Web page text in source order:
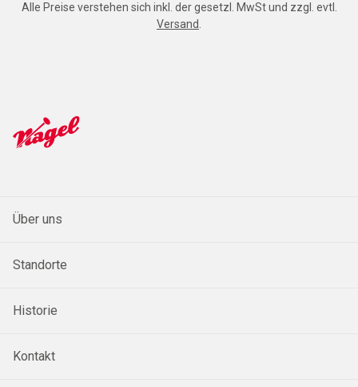
Alle Preise verstehen sich inkl. der gesetzl. MwSt und zzgl. evtl.
Versand
Über uns
Standorte
Historie
Kontakt